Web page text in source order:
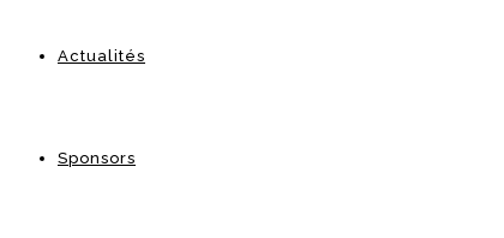
Actualités
Sponsors